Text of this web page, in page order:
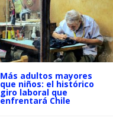
Más adultos mayores
que niños: el histórico
giro laboral que
enfrentará Chile